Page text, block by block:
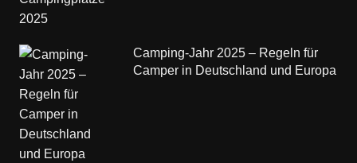
Camping-Jahr 2025 – Regeln für
Camper in Deutschland und Europa